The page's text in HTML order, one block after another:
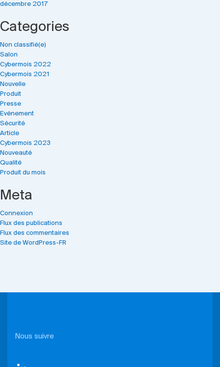
décembre 2017
Categories
Non classifié(e)
Salon
Cybermois 2022
Cybermois 2021
Nouvelle
Produit
Presse
Evénement
Sécurité
Article
Cybermois 2023
Nouveauté
Qualité
Produit du mois
Meta
Connexion
Flux des publications
Flux des commentaires
Site de WordPress-FR
Nous suivre